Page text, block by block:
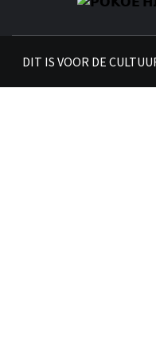
DIT IS VOOR DE